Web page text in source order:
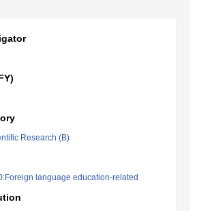
Research (B)
language education-related